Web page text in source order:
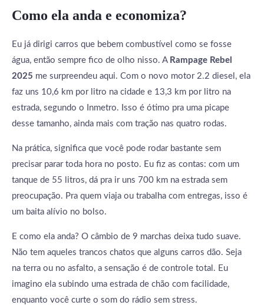
Como ela anda e economiza?
Eu já dirigi carros que bebem combustível como se fosse
água, então sempre fico de olho nisso. A Rampage Rebel
2025 me surpreendeu aqui. Com o novo motor 2.2 diesel, ela
faz uns 10,6 km por litro na cidade e 13,3 km por litro na
estrada, segundo o Inmetro. Isso é ótimo pra uma picape
desse tamanho, ainda mais com tração nas quatro rodas.
Na prática, significa que você pode rodar bastante sem
precisar parar toda hora no posto. Eu fiz as contas: com um
tanque de 55 litros, dá pra ir uns 700 km na estrada sem
preocupação. Pra quem viaja ou trabalha com entregas, isso é
um baita alívio no bolso.
E como ela anda? O câmbio de 9 marchas deixa tudo suave.
Não tem aqueles trancos chatos que alguns carros dão. Seja
na terra ou no asfalto, a sensação é de controle total. Eu
imagino ela subindo uma estrada de chão com facilidade,
enquanto você curte o som do rádio sem stress.